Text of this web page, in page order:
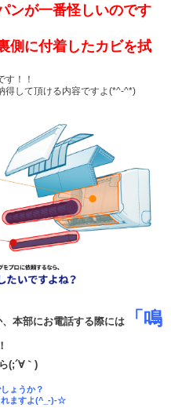
ンが一番怪しいのです
側に付着したカビを拭
す！！
得して頂ける内容ですよ(*^-^*)
本部にお電話する際には「鳴
(;´∀｀)
ょうか？
れますよ(^_-)-☆